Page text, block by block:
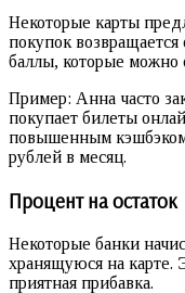
Некоторые карты
покупок возвращается
баллы, которые можно
Пример: Анна часто
покупает билеты
повышенным кэшбэком
рублей в месяц.
Процент на остаток
Некоторые банки
хранящуюся на карте.
приятная прибавка.